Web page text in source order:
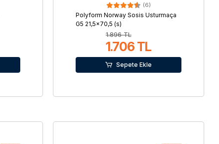
(6)
Polyform Norway Sosis Usturmaça
G5 21,5×70,5 (s)
1.896 TL
1.706 TL
Sepete Ekle